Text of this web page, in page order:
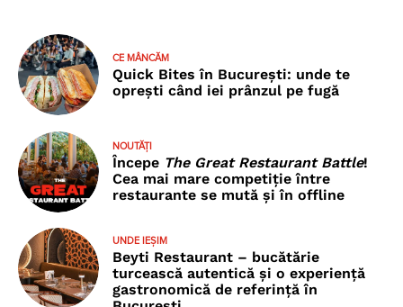
CE MÂNCĂM
Quick Bites în București: unde te
oprești când iei prânzul pe fugă
NOUTĂȚI
Începe The Great Restaurant Battle!
Cea mai mare competiție între
restaurante se mută și în offline
UNDE IEȘIM
Beyti Restaurant – bucătărie
turcească autentică și o experiență
gastronomică de referință în